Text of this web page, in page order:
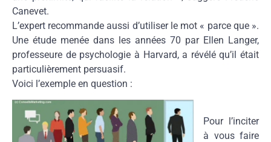
Canevet.
L’expert recommande aussi d’utiliser le mot « parce que ».
Une étude menée dans les années 70 par Ellen Langer,
professeure de psychologie à Harvard, a révélé qu’il était
particulièrement persuasif.
Voici l’exemple en question :
Pour l’inciter
à vous faire